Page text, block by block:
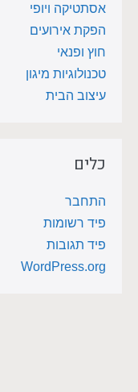
אסתטיקה ויופי
הפקת אירועים
חוץ ופנאי
טכנולוגיות מיגון
עיצוב הבית
כלים
התחבר
פיד רשומות
פיד תגובות
WordPress.org